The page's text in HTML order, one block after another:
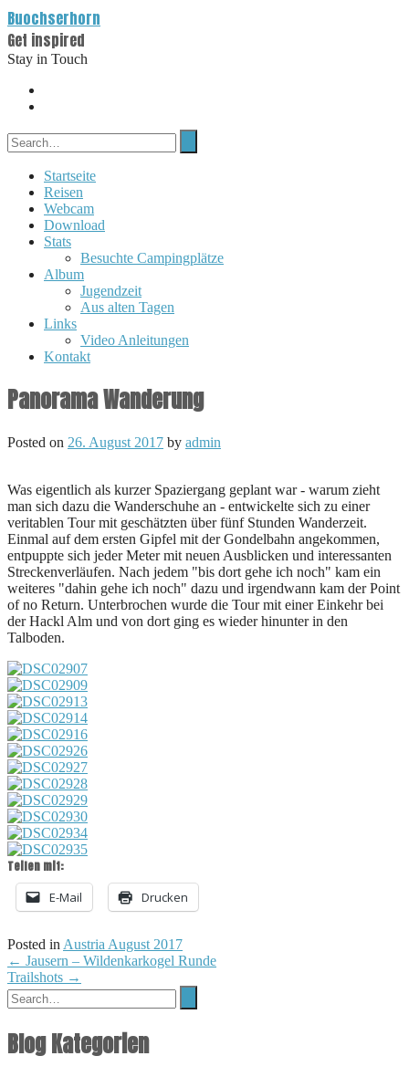
Buochserhorn
Get inspired
Stay in Touch
Startseite
Reisen
Webcam
Download
Stats
Besuchte Campingplätze
Album
Jugendzeit
Aus alten Tagen
Links
Video Anleitungen
Kontakt
Panorama Wanderung
Posted on 26. August 2017 by admin
Was eigentlich als kurzer Spaziergang geplant war - warum zieht
man sich dazu die Wanderschuhe an - entwickelte sich zu einer
veritablen Tour mit geschätzten über fünf Stunden Wanderzeit.
Einmal auf dem ersten Gipfel mit der Gondelbahn angekommen,
entpuppte sich jeder Meter mit neuen Ausblicken und interessanten
Streckenverläufen. Nach jedem "bis dort gehe ich noch" kam ein
weiteres "dahin gehe ich noch" dazu und irgendwann kam der Point
of no Return. Unterbrochen wurde die Tour mit einer Einkehr bei
der Hackl Alm und von dort ging es wieder hinunter in den
Talboden.
Teilen mit:
E-Mail
Drucken
Posted in Austria August 2017
Post
navigation
← Jausern – Wildenkarkogel Runde
Trailshots →
Blog Kategorien